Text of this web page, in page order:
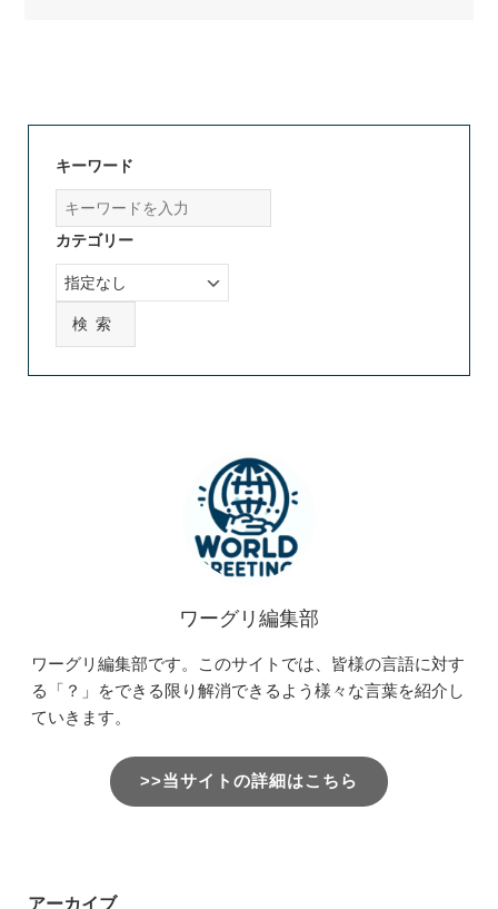
キーワード
カテゴリー
検索
ワーグリ編集部
ワーグリ編集部です。このサイトでは、皆様の言語に対す
る「？」をできる限り解消できるよう様々な言葉を紹介し
ていきます。
>>当サイトの詳細はこちら
アーカイブ